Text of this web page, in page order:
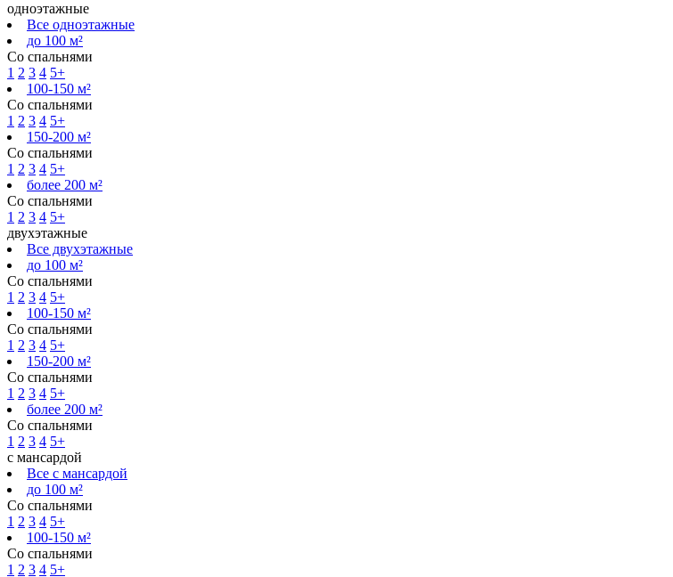
одноэтажные
Все одноэтажные
до 100 м²
Со спальнями
1 2 3 4 5+
100-150 м²
Со спальнями
1 2 3 4 5+
150-200 м²
Со спальнями
1 2 3 4 5+
более 200 м²
Со спальнями
1 2 3 4 5+
двухэтажные
Все двухэтажные
до 100 м²
Со спальнями
1 2 3 4 5+
100-150 м²
Со спальнями
1 2 3 4 5+
150-200 м²
Со спальнями
1 2 3 4 5+
более 200 м²
Со спальнями
1 2 3 4 5+
с мансардой
Все с мансардой
до 100 м²
Со спальнями
1 2 3 4 5+
100-150 м²
Со спальнями
1 2 3 4 5+